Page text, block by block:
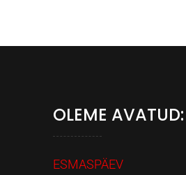
OLEME AVATUD:
ESMASPÄEV